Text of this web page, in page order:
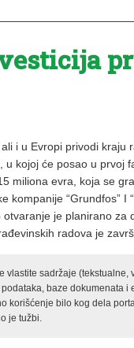
i u Evropi privodi kraju
kojoj će posao u prvoj
miliona evra, koja se
kompanije “Grundfos” I
je planirano za
radova je
vlastite sadržaje (tekstualne,
baze dokumenata i
korišćenje bilo kog dela
je tužbi.